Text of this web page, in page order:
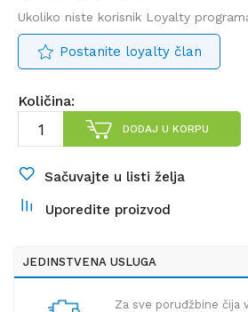
Ukoliko niste korisnik Loyalty
Postanite loyalty član
Količina:
DODAJ U KORPU
Sačuvajte u listi želja
Uporedite proizvod
JEDINSTVENA USLUGA
Za sve poruđžbine čija